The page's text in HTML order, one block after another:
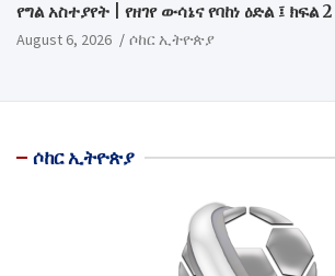
የግል አስተያየት | የዘገየ ውሳኔና የባከነ ዕድል ፤ ክፍል 2
August 6, 2026 ሶከር ኢትዮጵያ
ሶከር ኢትዮጵያ